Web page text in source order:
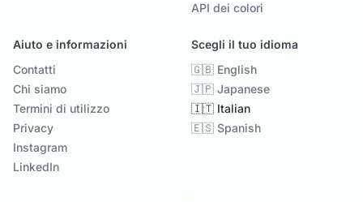
API dei colori
Aiuto e informazioni
Contatti
Chi siamo
Termini di utilizzo
Privacy
Instagram
LinkedIn
Scegli il tuo idioma
🇬🇧 English
🇯🇵 Japanese
🇮🇹 Italian
🇪🇸 Spanish